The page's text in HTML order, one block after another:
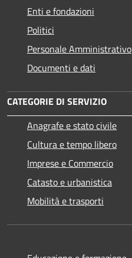
Enti e fondazioni
Politici
Personale Amministrativo
Documenti e dati
CATEGORIE DI SERVIZIO
Anagrafe e stato civile
Cultura e tempo libero
Imprese e Commercio
Catasto e urbanistica
Mobilità e trasporti